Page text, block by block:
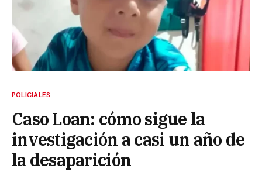
POLICIALES
Caso Loan: cómo sigue la
investigación a casi un año de
la desaparición